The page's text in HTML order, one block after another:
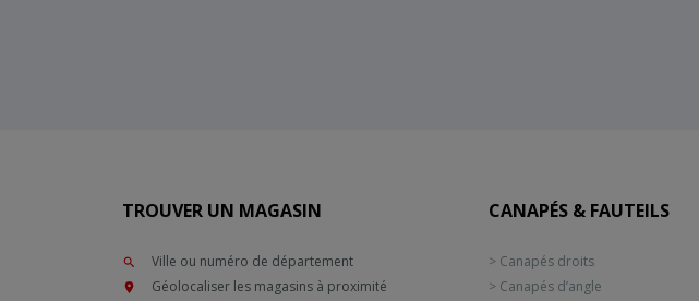
TROUVER UN MAGASIN
Ville ou numéro de département
Géolocaliser les magasins à proximité
CANAPÉS & FAUTEILS
> Canapés droits
> Canapés d’angle